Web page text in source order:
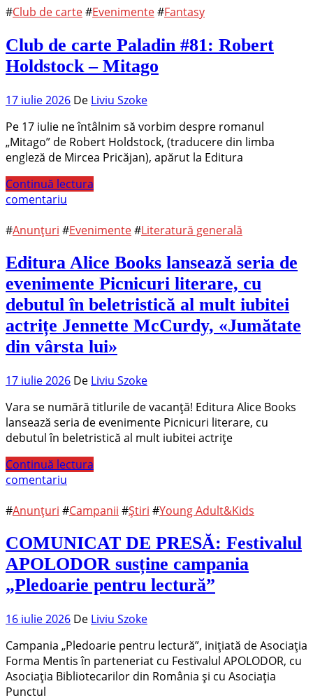
#Club de carte#Evenimente#Fantasy
Club de carte Paladin #81: Robert
Holdstock – Mitago
17 iulie 2026 De Liviu Szoke
Pe 17 iulie ne întâlnim să vorbim despre romanul
„Mitago” de Robert Holdstock, (traducere din limba
engleză de Mircea Pricăjan), apărut la Editura
Continuă lectura
comentariu
#Anunțuri #Evenimente#Literatură generală
Editura Alice Books lansează seria de
evenimente Picnicuri literare, cu
debutul în beletristică al mult iubitei
actrițe Jennette McCurdy, «Jumătate
din vârsta lui»
17 iulie 2026 De Liviu Szoke
Vara se numără titlurile de vacanță! Editura Alice Books
lansează seria de evenimente Picnicuri literare, cu
debutul în beletristică al mult iubitei actrițe
Continuă lectura
comentariu
#Anunțuri #Campanii #Știri #Young Adult&Kids
COMUNICAT DE PRESĂ: Festivalul
APOLODOR susține campania
„Pledoarie pentru lectură”
16 iulie 2026 De Liviu Szoke
Campania „Pledoarie pentru lectură”, inițiată de Asociația
Forma Mentis în parteneriat cu Festivalul APOLODOR, cu
Asociația Bibliotecarilor din România și cu Asociația
Punctul